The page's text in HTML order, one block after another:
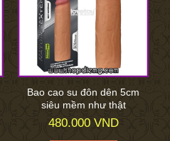
Bao cao su đôn dên 5cm
siêu mềm như thật
480.000 VND